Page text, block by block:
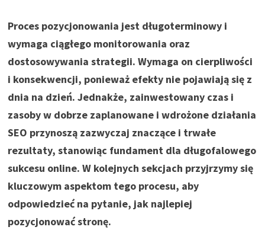
Proces pozycjonowania jest długoterminowy i
wymaga ciągłego monitorowania oraz
dostosowywania strategii. Wymaga on cierpliwości
i konsekwencji, ponieważ efekty nie pojawiają się z
dnia na dzień. Jednakże, zainwestowany czas i
zasoby w dobrze zaplanowane i wdrożone działania
SEO przynoszą zazwyczaj znaczące i trwałe
rezultaty, stanowiąc fundament dla długofalowego
sukcesu online. W kolejnych sekcjach przyjrzymy się
kluczowym aspektom tego procesu, aby
odpowiedzieć na pytanie, jak najlepiej
pozycjonować stronę.